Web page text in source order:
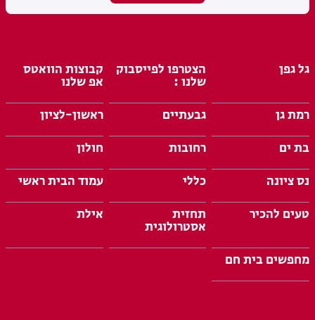
גל גפן הצטרפו לפייסבוק
שלנו :
קבוצות הוואטס
אפ שלנו
רמת גן
גבעתיים
ראשון-לציון
בת ים
רחובות
חולון
נס ציונה
כללי
עמוד הבית ראשי
טעים להכיר
תחזית
אסטרולוגית
אילת
מחפשים בית חם